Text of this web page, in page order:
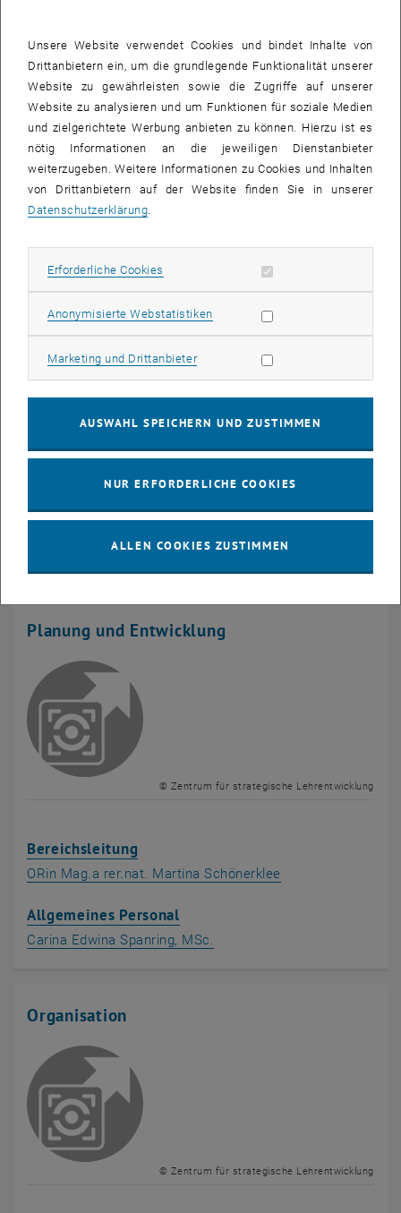
Hochschuldidaktik
Zielsetzung
Mehrwert
Kompetenzbereiche
Eventkalender
Termine und Details zu Veranstaltungen,
Eventkalender !
Planung und Entwicklung
© Zentrum für strategische Lehrentwicklung
Bereichsleitung
ORin Mag.a rer.nat. Martina Schönerklee
Allgemeines Personal
Carina Edwina Spanring, MSc.
Organisation
© Zentrum für strategische Lehrentwicklung
Unsere Website verwendet Cookies und bindet Inhalte von
Drittanbietern ein, um die grundlegende Funktionalität unserer
Website zu gewährleisten sowie die Zugriffe auf unserer
Website zu analysieren und um Funktionen für soziale Medien
und zielgerichtete Werbung anbieten zu können. Hierzu ist es
nötig Informationen an die jeweiligen Dienstanbieter
weiterzugeben. Weitere Informationen zu Cookies und Inhalten
von Drittanbietern auf der Website finden Sie in unserer
Datenschutzerklärung.
Erforderliche Cookies Erforderliche Cookies zulassen
Anonymisierte WebstatistikenStatistik Cookies zulassen
Marketing und DrittanbieterMarketing Cookies zulassen
AUSWAHL SPEICHERN UND ZUSTIMMEN
NUR ERFORDERLICHE COOKIES
ALLEN COOKIES ZUSTIMMEN